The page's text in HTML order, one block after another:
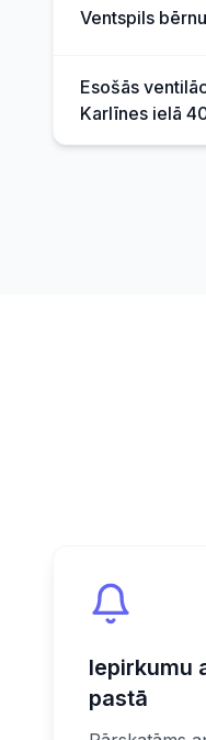
Ventspils
Esošās
Karlīnes ielā
Iepirkumu
pastā